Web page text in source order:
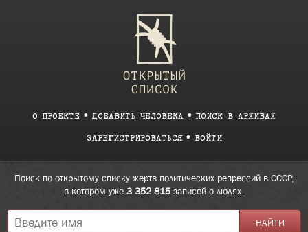
О ПРОЕКТЕ ДОБАВИТЬ ЧЕЛОВЕКА ПОИСК В АРХИВАХ
ЗАРЕГИСТРИРОВАТЬСЯ ВОЙТИ
Поиск по открытому списку жертв политических репрессий в СССР,
в котором уже 3 352 815 записей о людях.